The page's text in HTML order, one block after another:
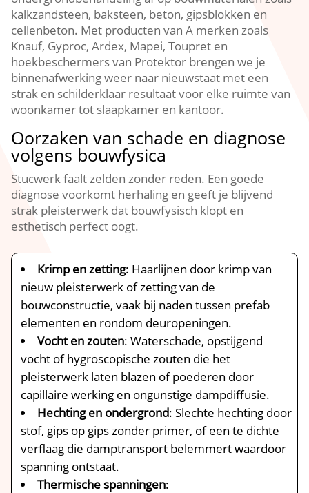
kalkzandsteen, baksteen, beton, gipsblokken en
cellenbeton.​ Met producten van A merken zoals
Knauf, Gyproc, Ardex, Mapei, Toupret en
hoekbeschermers van Protektor brengen we je
binnenafwerking weer naar nieuwstaat met een
strak en schilderklaar resultaat voor elke ruimte van
woonkamer tot slaapkamer en kantoor.​
Oorzaken van schade en diagnose
volgens bouwfysica
Stucwerk faalt zelden zonder reden.​ Een goede
diagnose voorkomt herhaling en geeft je blijvend
strak pleisterwerk dat bouwfysisch klopt en
esthetisch perfect oogt.​
Krimp en zetting: Haarlijnen door krimp van
nieuw pleisterwerk of zetting van de
bouwconstructie, vaak bij naden tussen prefab
elementen en rondom deuropeningen.​
Vocht en zouten: Waterschade, opstijgend
vocht of hygroscopische zouten die het
pleisterwerk laten blazen of poederen door
capillaire werking en ongunstige dampdiffusie.​
Hechting en ondergrond: Slechte hechting door
stof, gips op gips zonder primer, of een te dichte
verflaag die damptransport belemmert waardoor
spanning ontstaat.​
Thermische spanningen: